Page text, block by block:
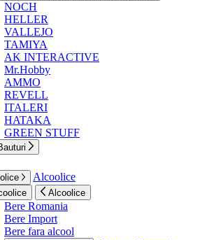
NOCH
HELLER
VALLEJO
TAMIYA
AK INTERACTIVE
Mr.Hobby
AMMO
REVELL
ITALERI
HATAKA
GREEN STUFF
Alcoolice
Alcoolice
Bere Romania
Bere Import
Bere fara alcool